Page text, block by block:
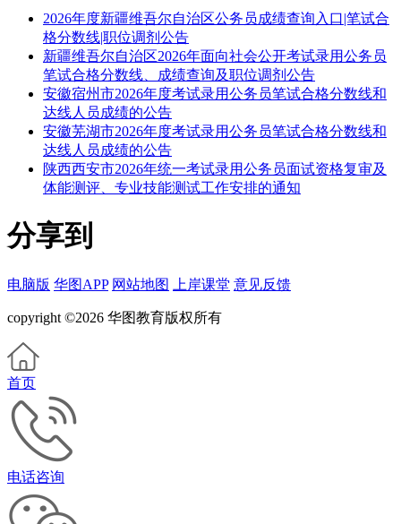
2026年度新疆维吾尔自治区公务员成绩查询入口|笔试合
格分数线|职位调剂公告
新疆维吾尔自治区2026年面向社会公开考试录用公务员
笔试合格分数线、成绩查询及职位调剂公告
安徽宿州市2026年度考试录用公务员笔试合格分数线和
达线人员成绩的公告
安徽芜湖市2026年度考试录用公务员笔试合格分数线和
达线人员成绩的公告
陕西西安市2026年统一考试录用公务员面试资格复审及
体能测评、专业技能测试工作安排的通知
分享到
电脑版 华图APP 网站地图 上岸课堂 意见反馈
copyright ©2026 华图教育版权所有
首页
电话咨询